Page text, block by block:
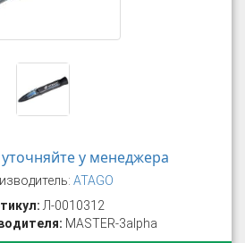
у менеджера
ATAGO
Л-0010312
MASTER-3аlpha